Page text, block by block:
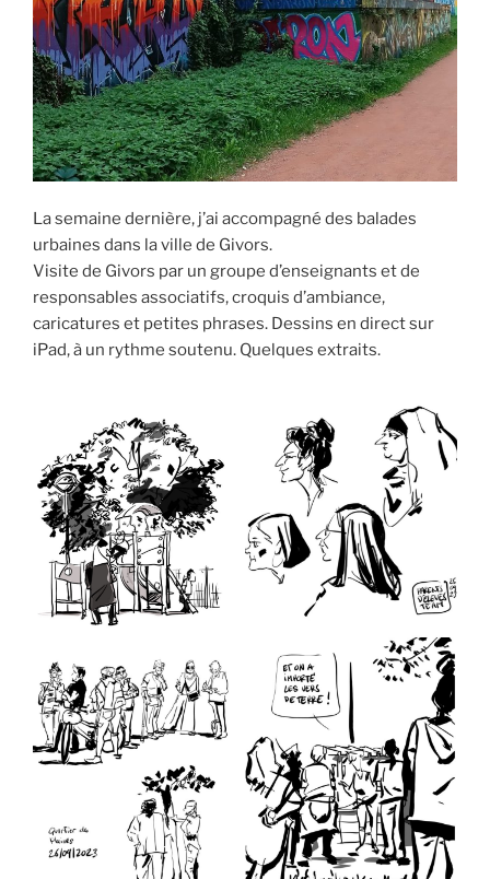
La semaine dernière, j’ai accompagné des balades
urbaines dans la ville de Givors.
Visite de Givors par un groupe d’enseignants et de
responsables associatifs, croquis d’ambiance,
caricatures et petites phrases. Dessins en direct sur
iPad, à un rythme soutenu. Quelques extraits.